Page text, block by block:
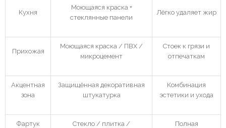
Кухня
Моющаяся краска +
стеклянные панели
Лёгко удаляет жир
Прихожая
Моющаяся краска / ПВХ /
микроцемент
Стоек к грязи и
отпечаткам
Акцентная
зона
Защищённая декоративная
штукатурка
Комбинация
эстетики и ухода
Фартук
Стекло / плитка /
Полная